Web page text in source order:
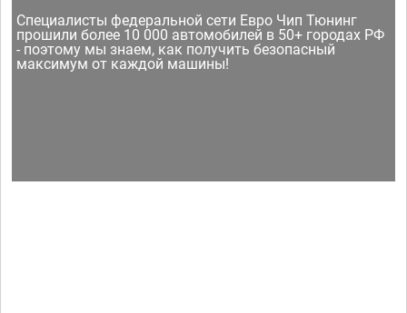
Специалисты федеральной сети Евро Чип Тюнинг
прошили более 10 000 автомобилей в 50+ городах РФ
- поэтому мы знаем, как получить безопасный
максимум от каждой машины!